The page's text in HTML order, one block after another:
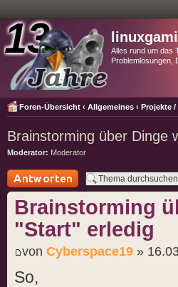
Alles rund um das
Problemlösungen,
Foren-Übersicht ‹ Allgemeines ‹ Projekte /
Brainstorming über Dinge
Moderator: Moderator
Antwort schreiben
Brainstorming
"Start" erledig
von Cyberspace19 »
So,